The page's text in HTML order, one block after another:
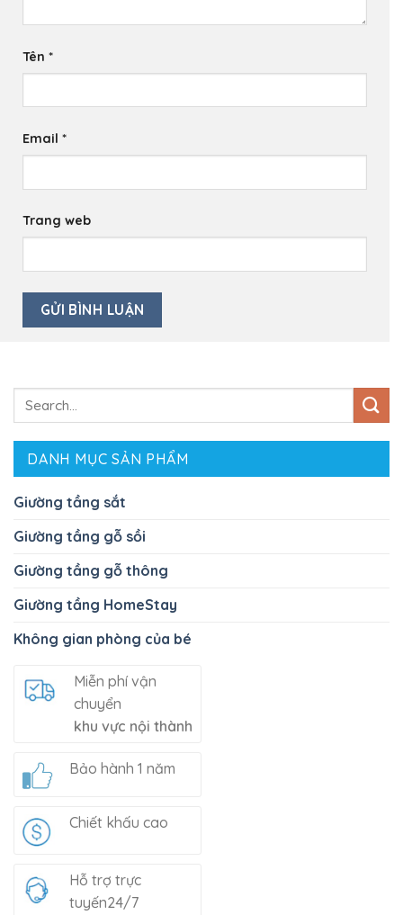
Search
DANH MỤC SẢN PHẨM
Giường tầng sắt
Giường tầng gỗ sồi
Giường tầng gỗ thông
Giường tầng HomeStay
Không gian phòng của bé
Miễn phí vận
chuyển
khu vực nội thành
Bảo hành 1 năm
Chiết khấu cao
Hỗ trợ trực
tuyến24/7
Tên *
Email *
Trang web